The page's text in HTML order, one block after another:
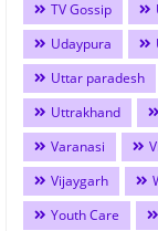
TV Gossip
Udaypura
Uttar paradesh
Uttrakhand
Varanasi
Vijaygarh
Youth Care